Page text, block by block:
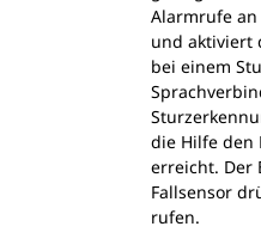
Alarmrufe
und aktiviert
bei einem
die Hilfe den
erreicht. Der
Fallsensor
rufen.